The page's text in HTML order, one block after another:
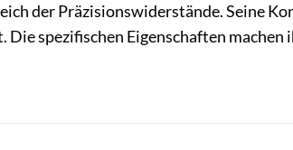
der Präzisionswiderstände. Seine
spezifischen Eigenschaften machen